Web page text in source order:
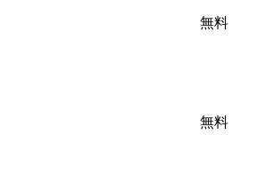
無料
無料